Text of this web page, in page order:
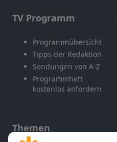
TV Programm
Programmübersicht
Tipps der Redaktion
Sendungen von A-Z
Programmheft
kostenlos anfordern
Themen